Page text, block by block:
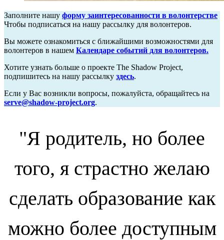
Заполните нашу форму заинтересованности в волонтерстве
Чтобы подписаться на нашу рассылку для волонтеров.
Вы можете ознакомиться с ближайшими возможностями для
волонтеров в нашем Календаре событий для волонтеров.
Хотите узнать больше о проекте The Shadow Project,
подпишитесь на нашу рассылку здесь.
Если у Вас возникли вопросы, пожалуйста, обращайтесь на
serve@shadow-project.org.
"Я родитель, но более
того, я страстно желаю
сделать образование как
можно более доступным